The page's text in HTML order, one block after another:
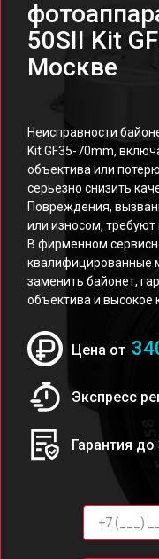
50SII Kit
Москве
Неисправности
Kit GF35-70mm,
объектива или
серьезно снизить
Повреждения,
или износом,
В фирменном
квалифицированные
заменить байонет,
объектива и высокое
Цена от
Экспресс
Гарантия до